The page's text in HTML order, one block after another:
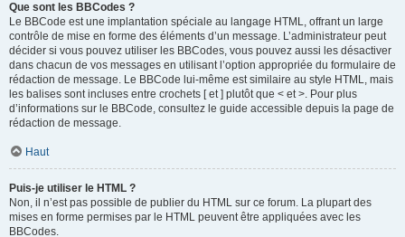
Que sont les BBCodes ?
Le BBCode est une implantation spéciale au langage HTML, offrant un large
contrôle de mise en forme des éléments d’un message. L’administrateur peut
décider si vous pouvez utiliser les BBCodes, vous pouvez aussi les désactiver
dans chacun de vos messages en utilisant l’option appropriée du formulaire de
rédaction de message. Le BBCode lui-même est similaire au style HTML, mais
les balises sont incluses entre crochets [ et ] plutôt que < et >. Pour plus
d’informations sur le BBCode, consultez le guide accessible depuis la page de
rédaction de message.
Haut
Puis-je utiliser le HTML ?
Non, il n’est pas possible de publier du HTML sur ce forum. La plupart des
mises en forme permises par le HTML peuvent être appliquées avec les
BBCodes.